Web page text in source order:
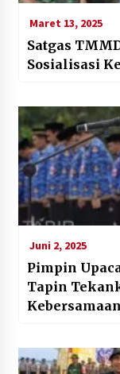
Maret 13, 2025
Satgas
Sosialisasi
Juni 2, 2025
Pimpin
Tapin
Kebersamaan